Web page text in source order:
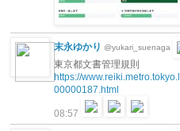
末永ゆかり @yukari_suenaga
東京都文書管理規則
https://
00000187.html
08:57